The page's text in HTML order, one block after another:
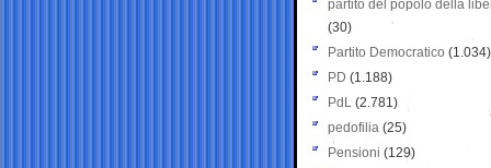
partito del popolo della
(30)
Partito Democratico (1.034)
PD (1.188)
PdL (2.781)
pedofilia (25)
Pensioni (129)